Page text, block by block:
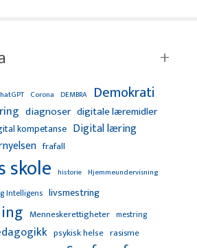
Corona DEMBRA Demokrati
diagnoser digitale læremidler
kompetanse Digital læring
frafall
skole historie Hjemmeundervisning
Intelligens livsmestring
Menneskerettigheter mestring
psykisk helse rasisme